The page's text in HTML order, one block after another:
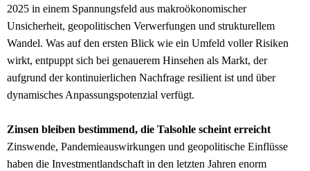
2025 in einem Spannungsfeld aus makroökonomischer
Unsicherheit, geopolitischen Verwerfungen und strukturellem
Wandel. Was auf den ersten Blick wie ein Umfeld voller Risiken
wirkt, entpuppt sich bei genauerem Hinsehen als Markt, der
aufgrund der kontinuierlichen Nachfrage resilient ist und über
dynamisches Anpassungspotenzial verfügt.
Zinsen bleiben bestimmend, die Talsohle scheint erreicht
Zinswende, Pandemieauswirkungen und geopolitische Einflüsse
haben die Investmentlandschaft in den letzten Jahren enorm